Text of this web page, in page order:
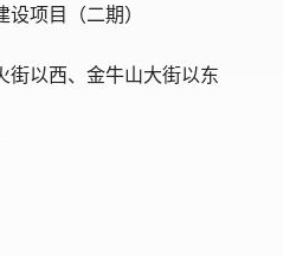
项目（二期）
街以西、金牛山大街以东